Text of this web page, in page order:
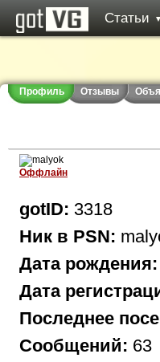
Статьи ▼
Профиль Отзывы
Оффлайн
gotID: 3318
Ник в PSN:
Дата рождения:
Дата
Последнее
Сообщений: 63